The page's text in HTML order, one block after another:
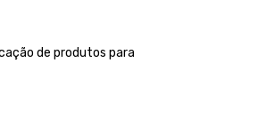
de produtos para